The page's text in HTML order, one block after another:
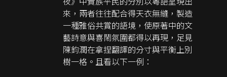
來，兩者往往配合得天衣無縫，製造
一種雅俗共賞的語境，使原著中的文
藝詩意與喜鬧氛圍都得以再現，足見
陳鈞潤在拿捏翻譯的分寸與平衡上別
樹一格。且看以下一例：